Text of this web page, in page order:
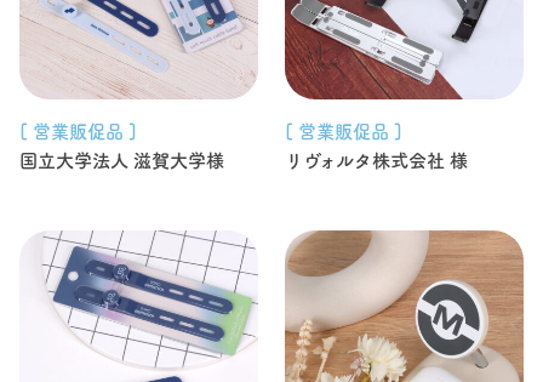
[ 営業販促品 ]
国立大学法人 滋賀大学様
[ 営業販促品 ]
リヴォルタ株式会社 様